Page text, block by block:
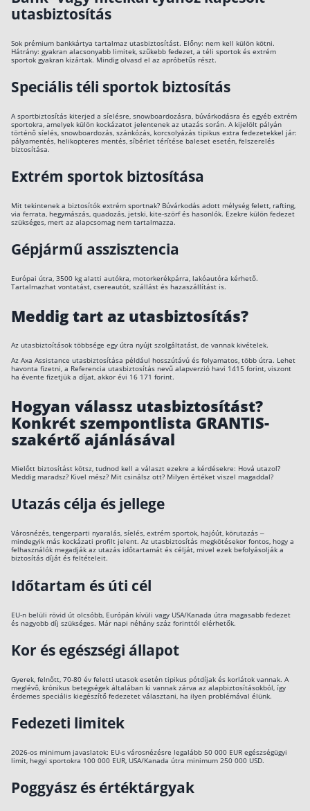
utasbiztosítás
Sok prémium bankkártya tartalmaz utasbiztosítást. Előny: nem kell külön kötni.
Hátrány: gyakran alacsonyabb limitek, szűkebb fedezet, a téli sportok és extrém
sportok gyakran kizártak. Mindig olvasd el az apróbetűs részt.
Speciális téli sportok biztosítás
A sportbiztosítás kiterjed a síelésre, snowboardozásra, búvárkodásra és egyéb extrém
sportokra, amelyek külön kockázatot jelentenek az utazás során. A kijelölt pályán
történő síelés, snowboardozás, szánkózás, korcsolyázás tipikus extra fedezetekkel jár:
pályamentés, helikopteres mentés, síbérlet térítése baleset esetén, felszerelés
biztosítása.
Extrém sportok biztosítása
Mit tekintenek a biztosítók extrém sportnak? Búvárkodás adott mélység felett, rafting,
via ferrata, hegymászás, quadozás, jetski, kite-szörf és hasonlók. Ezekre külön fedezet
szükséges, mert az alapcsomag nem tartalmazza.
Gépjármű asszisztencia
Európai útra, 3500 kg alatti autókra, motorkerékpárra, lakóautóra kérhető.
Tartalmazhat vontatást, csereautót, szállást és hazaszállítást is.
Meddig tart az utasbiztosítás?
Az utasbiztoítások többsége egy útra nyújt szolgáltatást, de vannak kivételek.
Az Axa Assistance utasbiztosítása például hosszútávú és folyamatos, több útra. Lehet
havonta fizetni, a Referencia utasbiztosítás nevű alapverzió havi 1415 forint, viszont
ha évente fizetjük a díjat, akkor évi 16 171 forint.
Hogyan válassz utasbiztosítást?
Konkrét szempontlista GRANTIS-
szakértő ajánlásával
Mielőtt biztosítást kötsz, tudnod kell a választ ezekre a kérdésekre: Hová utazol?
Meddig maradsz? Kivel mész? Mit csinálsz ott? Milyen értéket viszel magaddal?
Utazás célja és jellege
Városnézés, tengerparti nyaralás, síelés, extrém sportok, hajóút, körutazás –
mindegyik más kockázati profilt jelent. Az utasbiztosítás megkötésekor fontos, hogy a
felhasználók megadják az utazás időtartamát és célját, mivel ezek befolyásolják a
biztosítás díját és feltételeit.
Időtartam és úti cél
EU-n belüli rövid út olcsóbb, Európán kívüli vagy USA/Kanada útra magasabb fedezet
és nagyobb díj szükséges. Már napi néhány száz forinttól elérhetők.
Kor és egészségi állapot
Gyerek, felnőtt, 70-80 év feletti utasok esetén tipikus pótdíjak és korlátok vannak. A
meglévő, krónikus betegségek általában ki vannak zárva az alapbiztosításokból, így
érdemes speciális kiegészítő fedezetet választani, ha ilyen problémával élünk.
Fedezeti limitek
2026-os minimum javaslatok: EU-s városnézésre legalább 50 000 EUR egészségügyi
limit, hegyi sportokra 100 000 EUR, USA/Kanada útra minimum 250 000 USD.
Poggyász és értéktárgyak